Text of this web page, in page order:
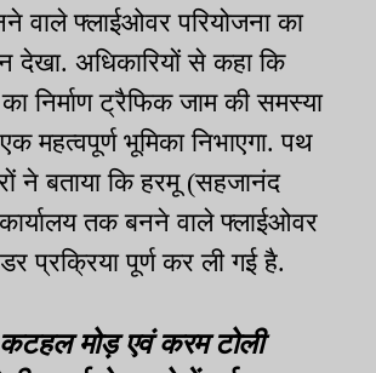
वाले फ्लाईओवर परियोजना का
देखा. अधिकारियों से कहा कि
निर्माण ट्रैफिक जाम की समस्या
महत्वपूर्ण भूमिका निभाएगा. पथ
ने बताया कि हरमू (सहजानंद
तक बनने वाले फ्लाईओवर
प्रक्रिया पूर्ण कर ली गई है.
मोड़ एवं करम टोली